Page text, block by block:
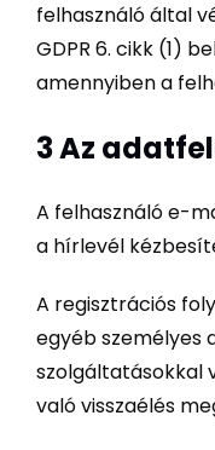
felhasználó által
GDPR 6. cikk (1)
amennyiben a
3 Az
A felhasználó e-
a hírlevél
A regisztrációs
egyéb személyes
szolgáltatásokkal
való visszaélés